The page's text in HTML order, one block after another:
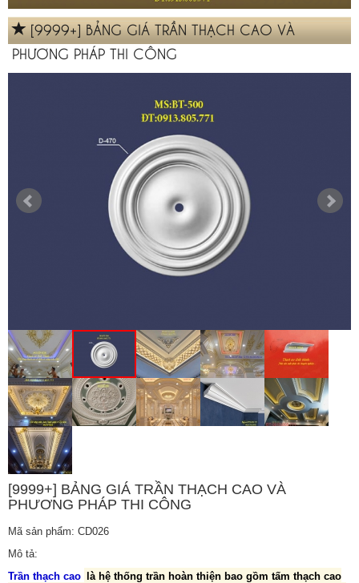
[9999+] BẢNG GIÁ TRẦN THẠCH CAO VÀ
PHƯƠNG PHÁP THI CÔNG
[9999+] BẢNG GIÁ TRẦN THẠCH CAO VÀ
PHƯƠNG PHÁP THI CÔNG
Mã sản phẩm: CD026
Mô tả:
Trần thạch cao là hệ thống trần hoàn thiện bao gồm tấm thạch cao